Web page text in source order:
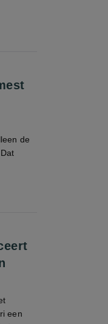
de
een